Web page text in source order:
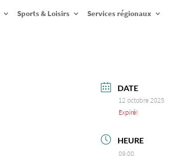
Sports & Loisirs Services régionaux
DATE
12 octobre 2025
Expiré!
HEURE
09:00